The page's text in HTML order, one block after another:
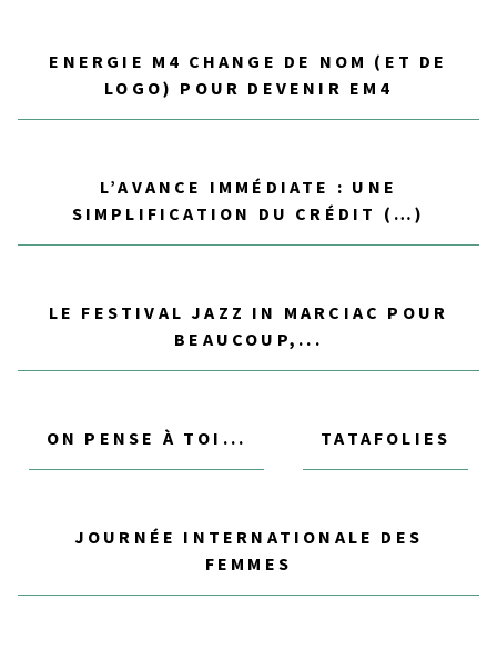
ENERGIE M4 CHANGE DE NOM (ET DE
LOGO) POUR DEVENIR EM4
L’AVANCE IMMÉDIATE : UNE
SIMPLIFICATION DU CRÉDIT (…)
LE FESTIVAL JAZZ IN MARCIAC POUR
BEAUCOUP,...
ON PENSE À TOI... TATAFOLIES
JOURNÉE INTERNATIONALE DES
FEMMES